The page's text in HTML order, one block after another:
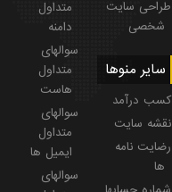
طراحی سایت
شخصی
سایر منوها
کسب درآمد
نقشه سایت
رضایت نامه
ها
متداول
دامنه
سوالهای
متداول
هاست
سوالهای
متداول
ایمیل ها
سوالهای